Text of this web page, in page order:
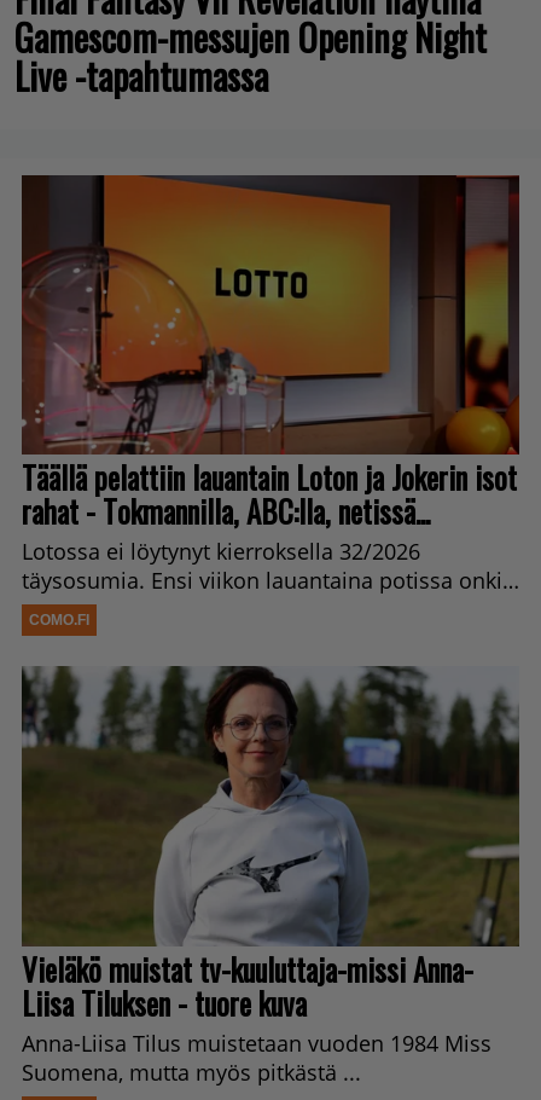
Gamescom-messujen Opening Night
Live -tapahtumassa